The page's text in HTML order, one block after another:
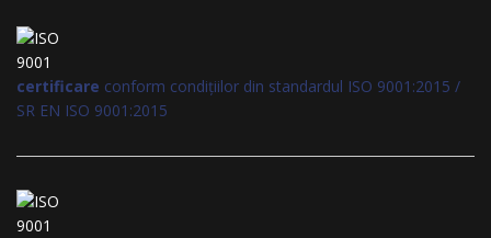
certificare conform condițiilor din standardul ISO 9001:2015 /
SR EN ISO 9001:2015